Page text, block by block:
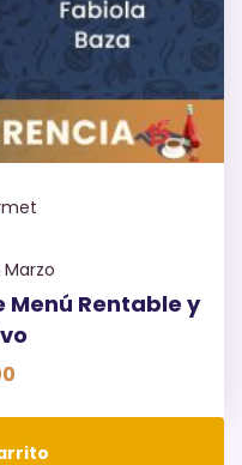
Marzo
Menú Rentable y